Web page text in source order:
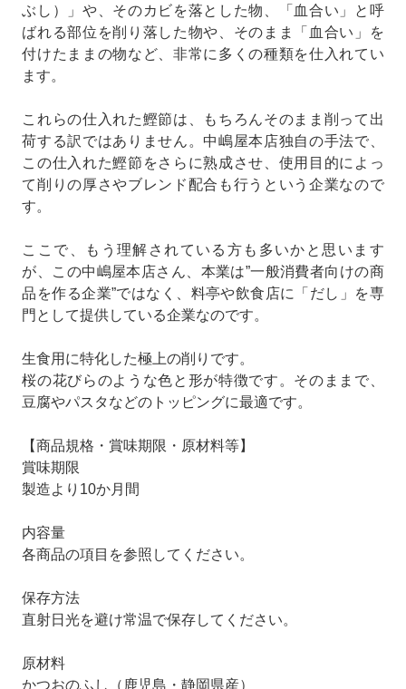
ぶし）」や、そのカビを落とした物、「血合い」と呼
ばれる部位を削り落した物や、そのまま「血合い」を
付けたままの物など、非常に多くの種類を仕入れてい
ます。
これらの仕入れた鰹節は、もちろんそのまま削って出
荷する訳ではありません。中嶋屋本店独自の手法で、
この仕入れた鰹節をさらに熟成させ、使用目的によっ
て削りの厚さやブレンド配合も行うという企業なので
す。
ここで、もう理解されている方も多いかと思います
が、この中嶋屋本店さん、本業は”一般消費者向けの商
品を作る企業”ではなく、料亭や飲食店に「だし」を専
門として提供している企業なのです。
生食用に特化した極上の削りです。
桜の花びらのような色と形が特徴です。そのままで、
豆腐やパスタなどのトッピングに最適です。
【商品規格・賞味期限・原材料等】
賞味期限
製造より10か月間
内容量
各商品の項目を参照してください。
保存方法
直射日光を避け常温で保存してください。
原材料
かつおのふし（鹿児島・静岡県産）